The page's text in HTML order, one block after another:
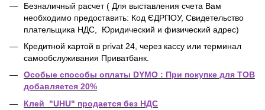
Безналичный расчет ( Для выставления счета Вам
необходимо предоставить: Код ЄДРПОУ, Свидетельство
плательщика НДС,
Юридический и физический адрес)
Кредитной картой в privat 24 , через кассу или терминал
самообслуживания Приватбанк.
Особые способы оплаты DYMO : При покупке для ТОВ
добавляется 20%
Клей "UHU" продается без НДС